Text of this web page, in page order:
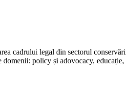
cadrului legal din sectorul
policy și adovocacy, educație,